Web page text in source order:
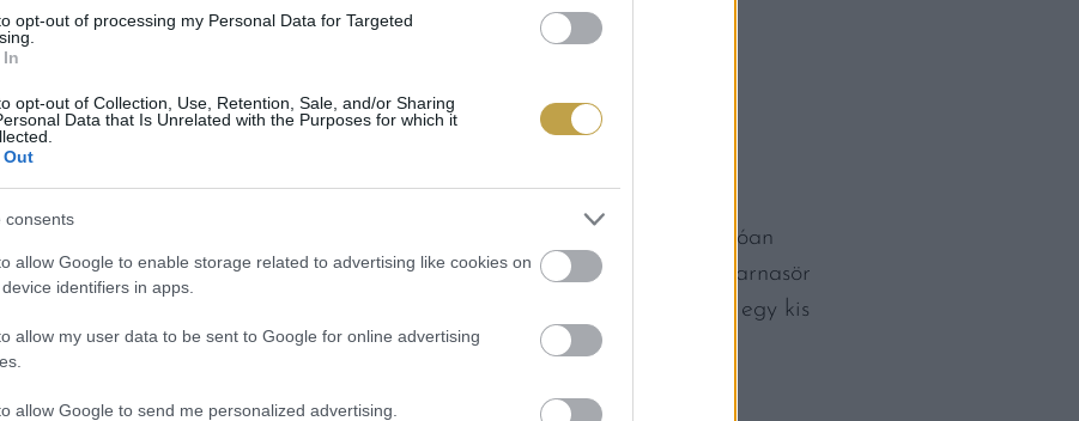
opt-out of processing my Personal Data for Targeted
opt-out of Collection, Use, Retention, Sale, and/or Sharing
Data that Is Unrelated with the Purposes for which it
consents
allow Google to enable storage related to advertising like cookies on
identifiers in apps.
allow my user data to be sent to Google for online advertising
allow Google to send me personalized advertising.
tudják, a különböző szeszeket nem csupán inni jó. Bizonyos italok kiválóan
érettebb színű alkoholok, mint a bourbon whisky, a vörösbor és a barnasör
a húsos ételek ízein. A chilisbab esete sem kivétel, így ha akad otthon egy kis
az ételbe egy keveset a füstös, gazdag hatás eléréséhez.